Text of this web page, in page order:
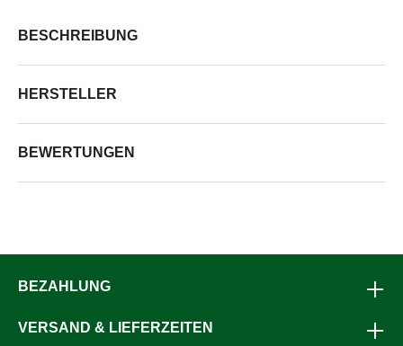
BESCHREIBUNG
HERSTELLER
BEWERTUNGEN
BEZAHLUNG
VERSAND & LIEFERZEITEN